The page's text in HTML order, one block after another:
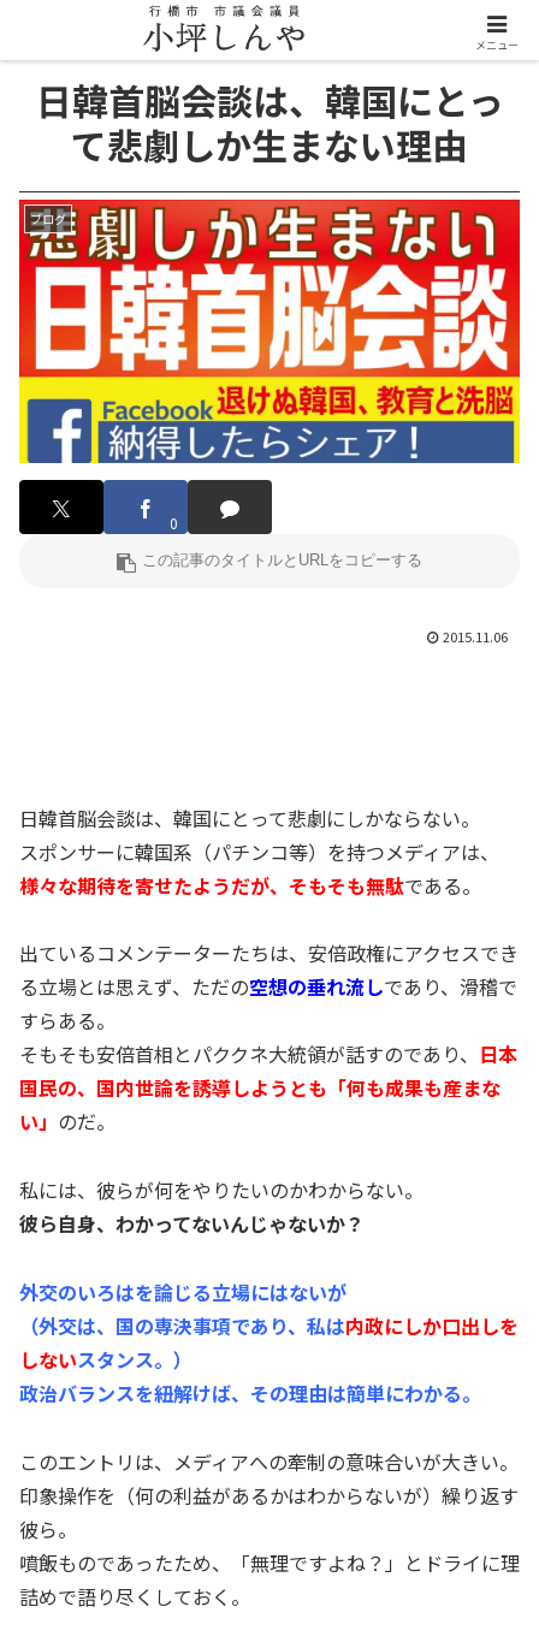
日韓首脳会談は、韓国にとっ
て悲劇しか生まない理由
ブログ
0
2015.11.06
日韓首脳会談は、韓国にとって悲劇にしかならない。
スポンサーに韓国系（パチンコ等）を持つメディアは、
様々な期待を寄せたようだが、そもそも無駄である。
出ているコメンテーターたちは、安倍政権にアクセスでき
る立場とは思えず、ただの空想の垂れ流しであり、滑稽で
すらある。
そもそも安倍首相とパククネ大統領が話すのであり、 日本
国民の、国内世論を誘導しようとも「何も成果も産まな
い」 のだ。
私には、彼らが何をやりたいのかわからない。
彼ら自身、わかってないんじゃないか？
外交のいろはを論じる立場にはないが
（外交は、国の専決事項であり、私は内政にしか口出しを
しないスタンス。）
政治バランスを紐解けば、その理由は簡単にわかる。
このエントリは、メディアへの牽制の意味合いが大きい。
印象操作を（何の利益があるかはわからないが）繰り返す
彼ら。
噴飯ものであったため、「無理ですよね？」とドライに理
詰めで語り尽くしておく。
メニュー